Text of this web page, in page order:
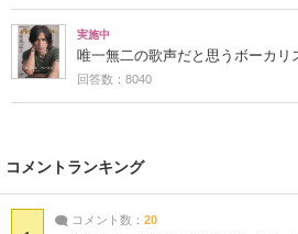
実施中
唯一無二の歌声だと思うボーカリ
回答数：8040
コメントランキング
コメント数： 20